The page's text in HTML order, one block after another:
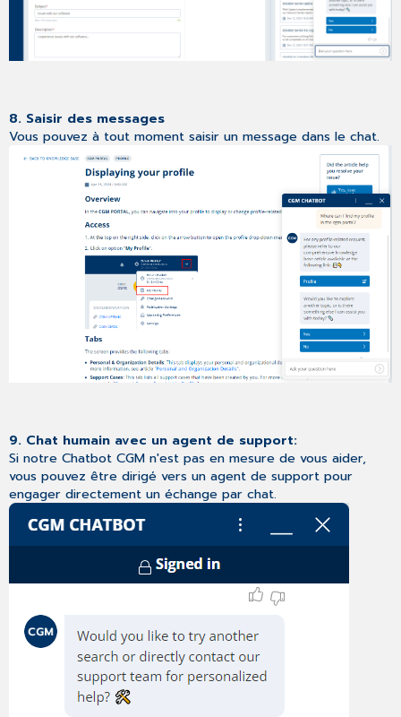
8. Saisir des messages
Vous pouvez à tout moment saisir un message dans le chat.
9. Chat humain avec un agent de support:
Si notre Chatbot CGM n'est pas en mesure de vous aider,
vous pouvez être dirigé vers un agent de support pour
engager directement un échange par chat.